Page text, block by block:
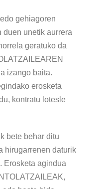
gehiagoren
duen unetik aurrera
geratuko da
izango baita.
erosketa
kontratu lotesle
bete behar ditu
hirugarrenen daturik
Erosketa agindua